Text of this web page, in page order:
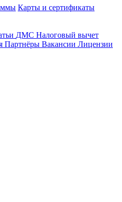
Карты и сертификаты
ДМС Налоговый вычет
Партнёры Вакансии Лицензии